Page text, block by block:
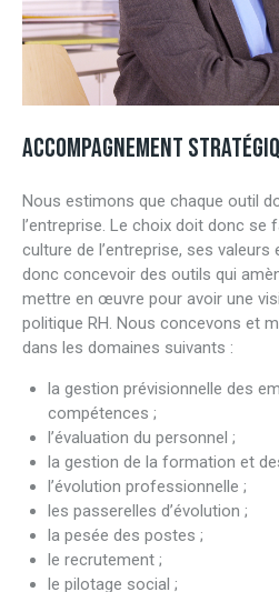
ACCOMPAGNEMENT
Nous estimons que chaque outil
l’entreprise. Le choix doit donc se
culture de l’entreprise, ses
donc concevoir des outils qui
mettre en œuvre pour avoir une
politique RH. Nous concevons et
dans les domaines suivants :
la gestion prévisionnelle des
compétences ;
l’évaluation du personnel ;
la gestion de la formation et
l’évolution professionnelle ;
les passerelles d’évolution ;
la pesée des postes ;
le recrutement ;
le pilotage social ;